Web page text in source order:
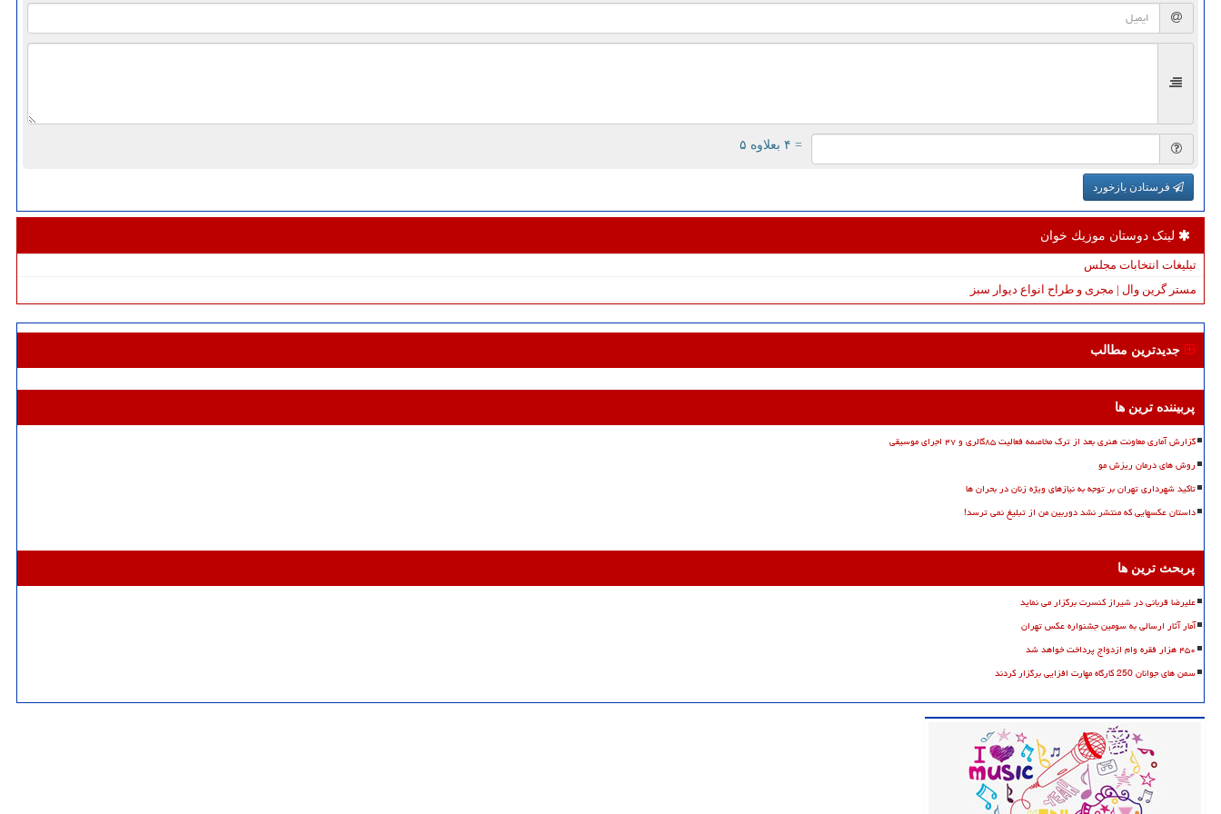
= ۴ بعلاوه ۵
فرستادن بازخورد
لینک دوستان موزیك خوان
تبلیغات انتخابات مجلس
مستر گرین وال | مجری و طراح انواع دیوار سبز
جدیدترین مطالب
پربیننده ترین ها
گزارش آماری معاونت هنری بعد از ترک مخاصمه فعالیت ۸۵گالری و ۴۷ اجرای موسیقی
روش های درمان ریزش مو
تاکید شهرداری تهران بر توجه به نیازهای ویژه زنان در بحران ها
داستان عکسهایی که منتشر نشد دوربین من از تبلیغ نمی ترسد!
پربحث ترین ها
علیرضا قربانی در شیراز کنسرت برگزار می نماید
آمار آثار ارسالی به سومین جشنواره عکس تهران
۴۵۰ هزار فقره وام ازدواج پرداخت خواهد شد
سمن های جوانان 250 کارگاه مهارت افزایی برگزار کردند